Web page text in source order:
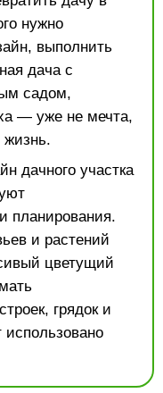
нужно
выполнить
дача с
садом,
— уже не мечта,
жизнь.
дачного участка
планирования.
и растений
цветущий
грядок и
использовано